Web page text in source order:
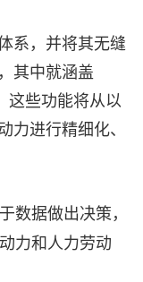
系，并将其无缝
其中就涵盖
这些功能将从以
进行精细化、
数据做出决策，
力和人力劳动